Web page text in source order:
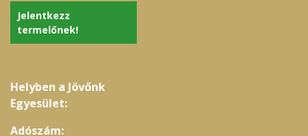
immunválaszt, segíthet a tumorsejtek
leküzdésében, támogatja a máj és vesék
több mint tíz idegsejteket tápláló – védő,
illetve regeneráló hatóanyagot ismerünk:
kilencféle hericenon vegyület és egy DLPE
Előbbiek az Ideg-Növekedési Faktor
Jelentkezz
termelőnek!
Helyben a Jövőnk
Egyesület:
Adószám: